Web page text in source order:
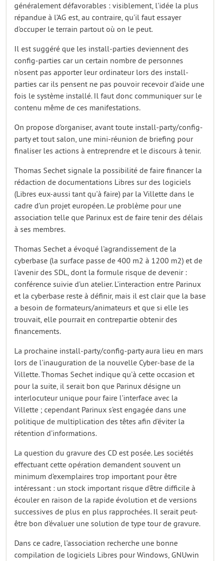
généralement défavorables : visiblement, l’idée la plus
répandue à l’AG est, au contraire, qu’il faut essayer
d’occuper le terrain partout où on le peut.
Il est suggéré que les install-parties deviennent des
config-parties car un certain nombre de personnes
n’osent pas apporter leur ordinateur lors des install-
parties car ils pensent ne pas pouvoir recevoir d’aide une
fois le système installé. Il faut donc communiquer sur le
contenu même de ces manifestations.
On propose d’organiser, avant toute install-party/config-
party et tout salon, une mini-réunion de briefing pour
finaliser les actions à entreprendre et le discours à tenir.
Thomas Sechet signale la possibilité de faire financer la
rédaction de documentations Libres sur des logiciels
(Libres eux-aussi tant qu’à faire) par la Villette dans le
cadre d’un projet européen. Le problème pour une
association telle que Parinux est de faire tenir des délais
à ses membres.
Thomas Sechet a évoqué l’agrandissement de la
cyberbase (la surface passe de 400 m2 à 1200 m2) et de
l’avenir des SDL, dont la formule risque de devenir :
conférence suivie d’un atelier. L’interaction entre Parinux
et la cyberbase reste à définir, mais il est clair que la base
a besoin de formateurs/animateurs et que si elle les
trouvait, elle pourrait en contrepartie obtenir des
financements.
La prochaine install-party/config-party aura lieu en mars
lors de l’inauguration de la nouvelle Cyber-base de la
Villette. Thomas Sechet indique qu’à cette occasion et
pour la suite, il serait bon que Parinux désigne un
interlocuteur unique pour faire l’interface avec la
Villette ; cependant Parinux s’est engagée dans une
politique de multiplication des têtes afin d’éviter la
rétention d’informations.
La question du gravure des CD est posée. Les sociétés
effectuant cette opération demandent souvent un
minimum d’exemplaires trop important pour être
intéressant : un stock important risque d’être difficile à
écouler en raison de la rapide évolution et de versions
successives de plus en plus rapprochées. Il serait peut-
être bon d’évaluer une solution de type tour de gravure.
Dans ce cadre, l’association recherche une bonne
compilation de logiciels Libres pour Windows, GNUwin